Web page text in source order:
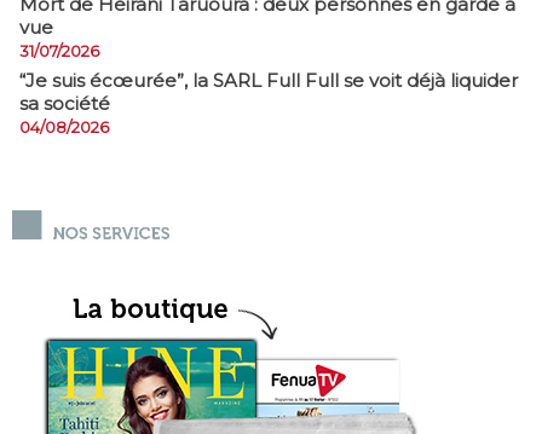
vue
31/07/2026
​“Je suis écœurée”, la SARL Full Full se voit déjà liquider
sa société
04/08/2026